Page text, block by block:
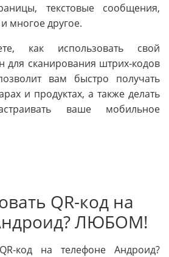
текстовые сообщения,
многое другое.
как использовать свой
для сканирования штрих-кодов
вам быстро получать
и продуктах, а также делать
ваше мобильное
QR-код на
ЛЮБОМ!
код на телефоне Андроид?